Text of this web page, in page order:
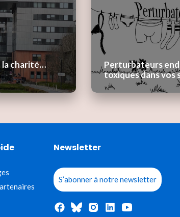
la charité…
Perturbateurs
toxiques dans vos
Newsletter
S’abonner à notre newsletter